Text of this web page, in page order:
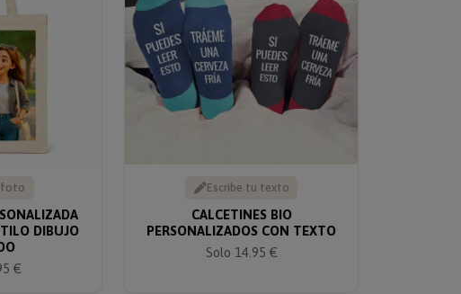
foto
DIBUJO
€
Escribe tu texto
CALCETINES BIO
PERSONALIZADOS CON TEXTO
Solo 14.95 €